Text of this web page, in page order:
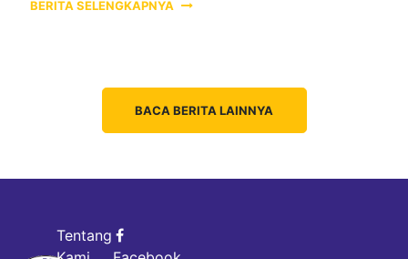
BERITA SELENGKAPNYA
BACA BERITA LAINNYA
Tentang